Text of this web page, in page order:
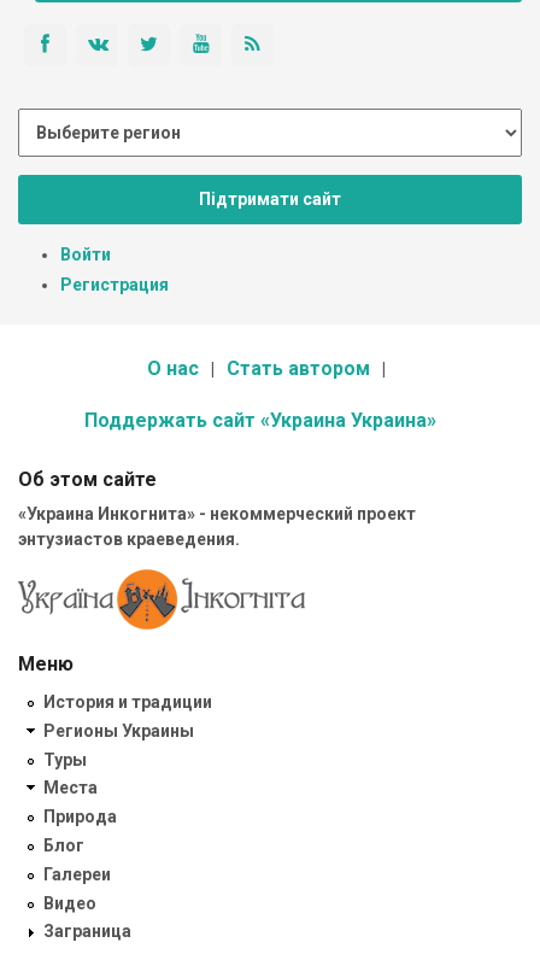
Підтримати сайт
Войти
Регистрация
О нас Стать автором
Поддержать сайт «Украина Украина»
Об этом сайте
«Украина Инкогнита» - некоммерческий проект
энтузиастов краеведения.
Меню
История и традиции
Регионы Украины
Туры
Места
Природа
Блог
Галереи
Видео
Заграница